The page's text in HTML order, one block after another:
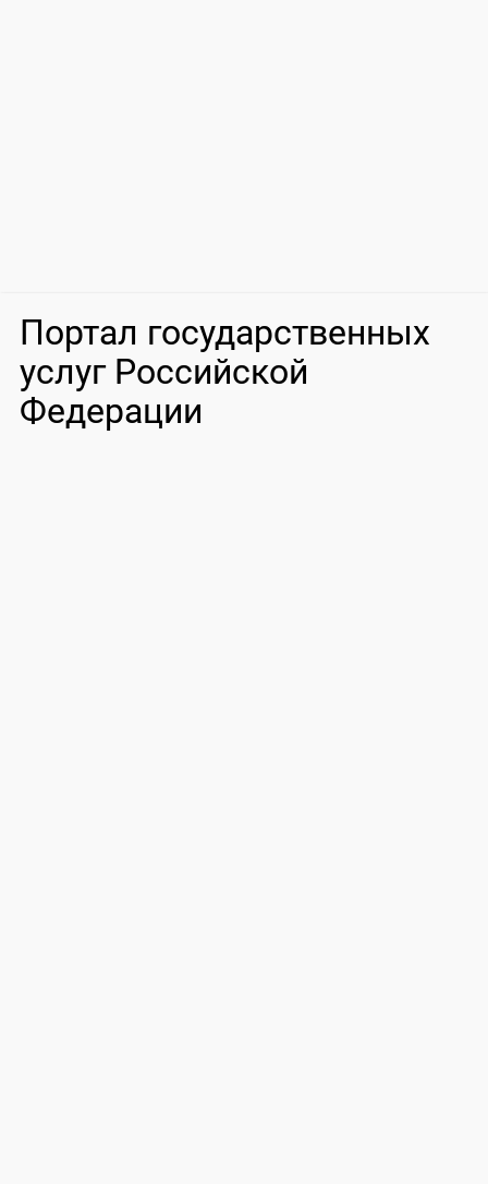
Портал государственных
услуг Российской
Федерации